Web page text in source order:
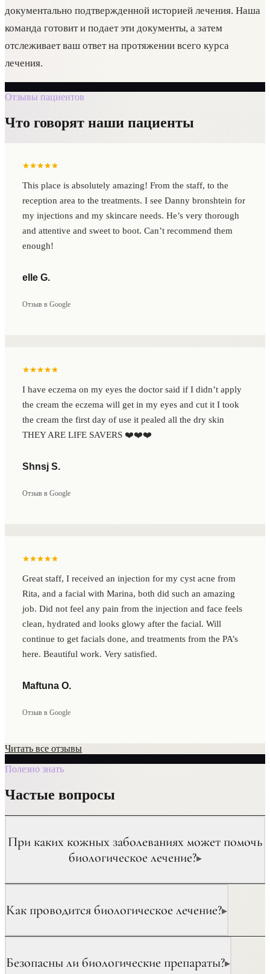
документально подтвержденной историей лечения. Наша
команда готовит и подает эти документы, а затем
отслеживает ваш ответ на протяжении всего курса
лечения.
Отзывы пациентов
Что говорят наши пациенты
This place is absolutely amazing! From the staff, to the
reception area to the treatments. I see Danny bronshtein for
my injections and my skincare needs. He’s very thorough
and attentive and sweet to boot. Can’t recommend them
enough!
elle G.
Отзыв в Google
I have eczema on my eyes the doctor said if I didn’t apply
the cream the eczema will get in my eyes and cut it I took
the cream the first day of use it pealed all the dry skin
THEY ARE LIFE SAVERS ❤️❤️❤️
Shnsj S.
Отзыв в Google
Great staff, I received an injection for my cyst acne from
Rita, and a facial with Marina, both did such an amazing
job. Did not feel any pain from the injection and face feels
clean, hydrated and looks glowy after the facial. Will
continue to get facials done, and treatments from the PA’s
here. Beautiful work. Very satisfied.
Maftuna O.
Отзыв в Google
Читать все отзывы
Полезно знать
Частые вопросы
При каких кожных заболеваниях может помочь
биологическое лечение?▸
Как проводится биологическое лечение?▸
Безопасны ли биологические препараты?▸